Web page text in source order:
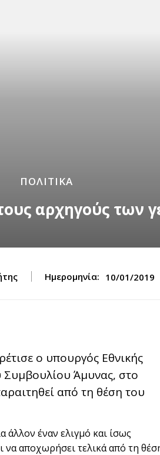
ΠΟΛΙΤΙΚΑ
αρχηγούς των
Ημερομηνία: 10/01/2019
ο υπουργός Εθνικής
Άμυνας, στο
από τη θέση του
άλλον έναν ελιγμό και ίσως
να αποχωρήσει τελικά από τη